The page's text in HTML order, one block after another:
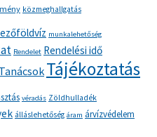
közmeghallgatás
munkalehetőség
Rendelet Rendelési idő
Tanácsok Tájékoztatás
véradás Zöldhulladék
álláslehetőség áram árvízvédelem